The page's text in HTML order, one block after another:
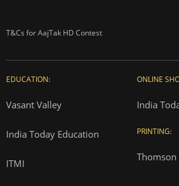
T&Cs for AajTak HD Contest
EDUCATION:
Vasant Valley
India Today Education
ITMI
ONLINE
India
PRINTING:
Thomson